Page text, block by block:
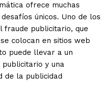
ofrece muchas
únicos. Uno de los
fraude publicitario, que
colocan en sitios web
puede llevar a un
y una
de la publicidad